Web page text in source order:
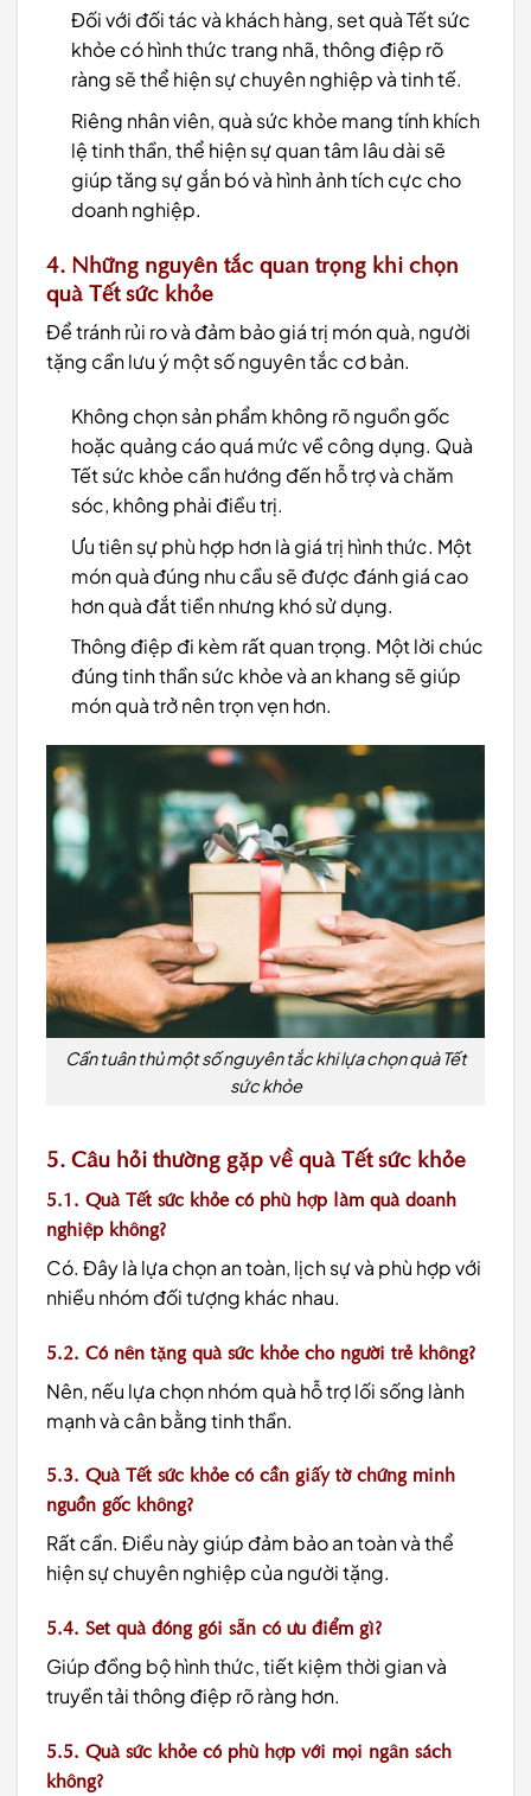
Đối với đối tác và khách hàng, set quà Tết sức
khỏe có hình thức trang nhã, thông điệp rõ
ràng sẽ thể hiện sự chuyên nghiệp và tinh tế.
Riêng nhân viên, quà sức khỏe mang tính khích
lệ tinh thần, thể hiện sự quan tâm lâu dài sẽ
giúp tăng sự gắn bó và hình ảnh tích cực cho
doanh nghiệp.
4. Những nguyên tắc quan trọng khi chọn
quà Tết sức khỏe
Để tránh rủi ro và đảm bảo giá trị món quà, người
tặng cần lưu ý một số nguyên tắc cơ bản.
Không chọn sản phẩm không rõ nguồn gốc
hoặc quảng cáo quá mức về công dụng. Quà
Tết sức khỏe cần hướng đến hỗ trợ và chăm
sóc, không phải điều trị.
Ưu tiên sự phù hợp hơn là giá trị hình thức. Một
món quà đúng nhu cầu sẽ được đánh giá cao
hơn quà đắt tiền nhưng khó sử dụng.
Thông điệp đi kèm rất quan trọng. Một lời chúc
đúng tinh thần sức khỏe và an khang sẽ giúp
món quà trở nên trọn vẹn hơn.
Cần tuân thủ một số nguyên tắc khi lựa chọn quà Tết
sức khỏe
5. Câu hỏi thường gặp về quà Tết sức khỏe
5.1. Quà Tết sức khỏe có phù hợp làm quà doanh
nghiệp không?
Có. Đây là lựa chọn an toàn, lịch sự và phù hợp với
nhiều nhóm đối tượng khác nhau.
5.2. Có nên tặng quà sức khỏe cho người trẻ không?
Nên, nếu lựa chọn nhóm quà hỗ trợ lối sống lành
mạnh và cân bằng tinh thần.
5.3. Quà Tết sức khỏe có cần giấy tờ chứng minh
nguồn gốc không?
Rất cần. Điều này giúp đảm bảo an toàn và thể
hiện sự chuyên nghiệp của người tặng.
5.4. Set quà đóng gói sẵn có ưu điểm gì?
Giúp đồng bộ hình thức, tiết kiệm thời gian và
truyền tải thông điệp rõ ràng hơn.
5.5. Quà sức khỏe có phù hợp với mọi ngân sách
không?